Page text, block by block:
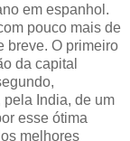
em espanhol.
pouco mais de
breve. O primeiro
da capital
pela India, de um
esse ótima
melhores